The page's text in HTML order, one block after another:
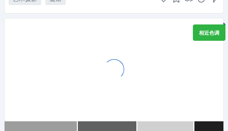
相近色调